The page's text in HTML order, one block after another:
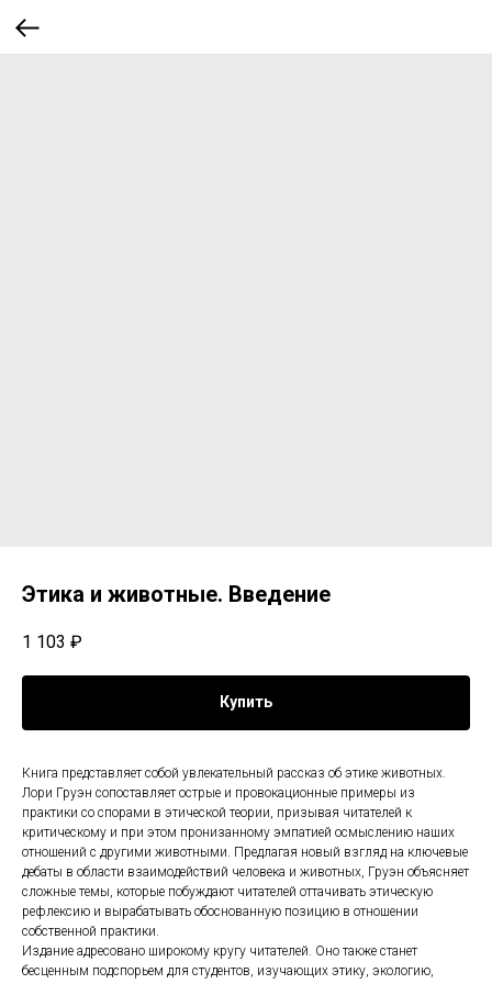
Этика и животные. Введение
1 103 ₽
Купить
Книга представляет собой увлекательный рассказ об этике животных.
Лори Груэн сопоставляет острые и провокационные примеры из
практики со спорами в этической теории, призывая читателей к
критическому и при этом пронизанному эмпатией осмыслению наших
отношений с другими животными. Предлагая новый взгляд на ключевые
дебаты в области взаимодействий человека и животных, Груэн объясняет
сложные темы, которые побуждают читателей оттачивать этическую
рефлексию и вырабатывать обоснованную позицию в отношении
собственной практики.
Издание адресовано широкому кругу читателей. Оно также станет
бесценным подспорьем для студентов, изучающих этику, экологию,